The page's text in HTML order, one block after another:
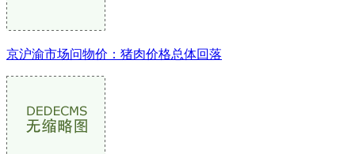
京沪渝市场问物价：猪肉价格总体回落